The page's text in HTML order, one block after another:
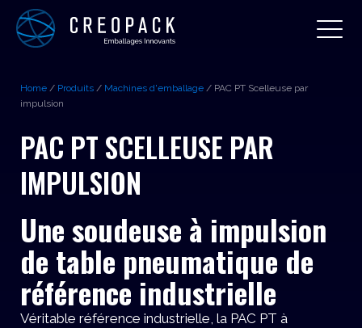
Home / Produits / Machines d'emballage / PAC PT Scelleuse par
impulsion
PAC PT SCELLEUSE PAR
IMPULSION
Une soudeuse à impulsion
de table pneumatique de
référence industrielle
Véritable référence industrielle, la PAC PT à